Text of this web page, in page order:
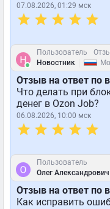
07.08.2026, 01:29 мск
Пользователь
Новостник
Отзыв на ответ по
Что делать при
денег в Ozon Job?
06.08.2026, 10:00 мск
Пользователь
Олег Александрович
Отзыв на ответ по
Как исправить